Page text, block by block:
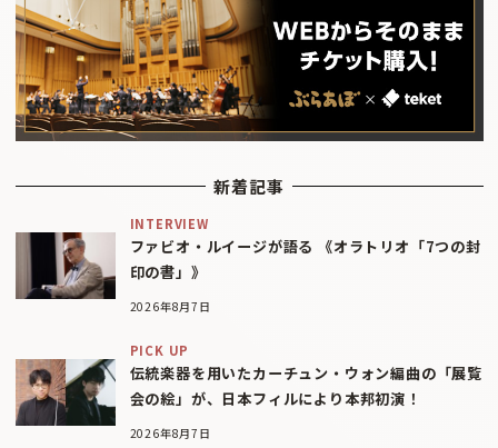
新着記事
INTERVIEW
ファビオ・ルイージが語る 《オラトリオ「7つの封
印の書」》
2026年8月7日
PICK UP
伝統楽器を用いたカーチュン・ウォン編曲の「展覧
会の絵」が、日本フィルにより本邦初演！
2026年8月7日